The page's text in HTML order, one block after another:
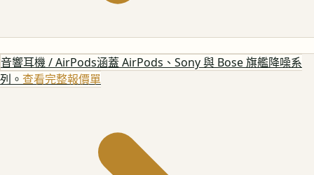
音響耳機 / AirPods涵蓋 AirPods、Sony 與 Bose 旗艦降噪系
列。 查看完整報價單